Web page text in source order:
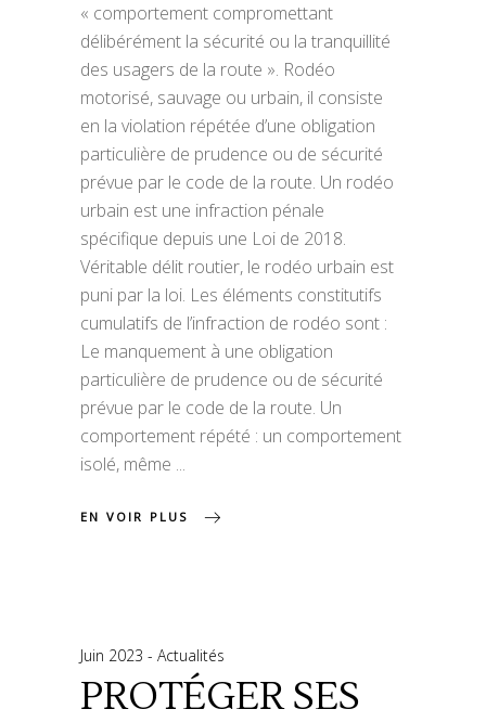
« comportement compromettant
délibérément la sécurité ou la tranquillité
des usagers de la route ». Rodéo
motorisé, sauvage ou urbain, il consiste
en la violation répétée d’une obligation
particulière de prudence ou de sécurité
prévue par le code de la route. Un rodéo
urbain est une infraction pénale
spécifique depuis une Loi de 2018.
Véritable délit routier, le rodéo urbain est
puni par la loi. Les éléments constitutifs
cumulatifs de l’infraction de rodéo sont :
Le manquement à une obligation
particulière de prudence ou de sécurité
prévue par le code de la route. Un
comportement répété : un comportement
isolé, même
EN VOIR PLUS
Juin 2023 Actualités
PROTÉGER SES